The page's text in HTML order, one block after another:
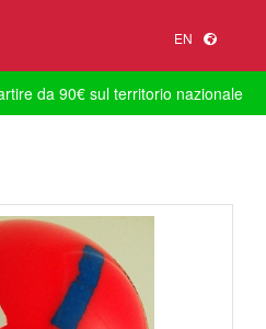
EN
da 90€ sul territorio nazionale